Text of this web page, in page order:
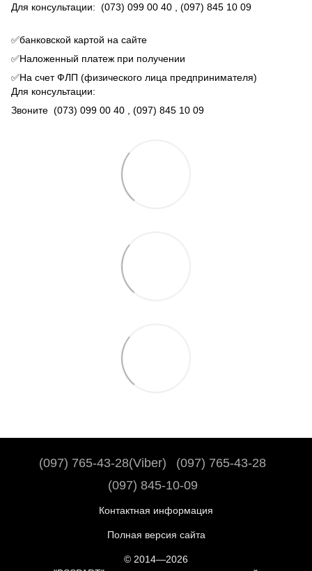
Для консультации: (073) 099 00 40 , (097) 845 10 09
✅банковской картой на сайте
✅Наложенный платеж при получении
✅На счет ФЛП (физического лица предпринимателя)
Для консультации:
Звоните (073) 099 00 40 , (097) 845 10 09
(097) 765-43-28(Viber)
(097) 765-43-28
(097) 845-10-09
Контактная информация
Полная версия сайта
© 2014—2026